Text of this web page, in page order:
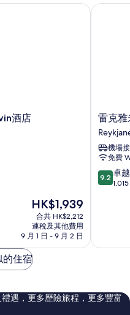
酒店
現
售
HK$1,939
HK$1,939
合共 HK$2,212
連稅及其他費用
9 月 1 日 - 9 月 2 日
店
雷
克
雅
未
克
凱
夫
機
酒
店
雷克雅
機場
免費
9.2
分
卓
評
價
9.2 卓越
雷克雅
的住宿
遇，更多歷險旅程，更多豐富